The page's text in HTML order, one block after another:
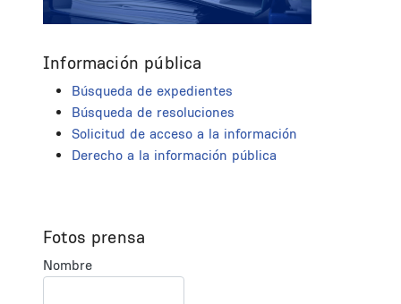
Información pública
Búsqueda de expedientes
Búsqueda de resoluciones
Solicitud de acceso a la información
Derecho a la información pública
Fotos prensa
Nombre